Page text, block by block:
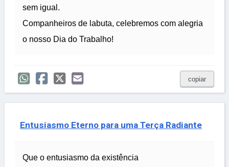
sem igual.
Companheiros de labuta, celebremos com alegria
o nosso Dia do Trabalho!
copiar
Entusiasmo Eterno para uma Terça Radiante
Que o entusiasmo da existência